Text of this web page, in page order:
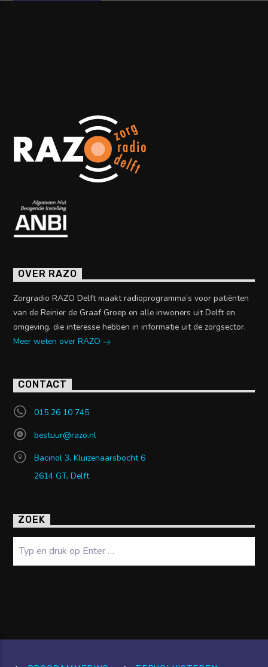
OVER RAZO
Zorgradio RAZO Delft maakt radioprogramma’s voor patiënten
van de Reinier de Graaf Groep en alle inwoners uit Delft en
omgeving, die interesse hebben in informatie uit de zorgsector.
Meer weten over RAZO
CONTACT
015 26 10 745
bestuur@razo.nl
Bacinol 3, Kluizenaarsbocht 6
2614 GT, Delft
ZOEK